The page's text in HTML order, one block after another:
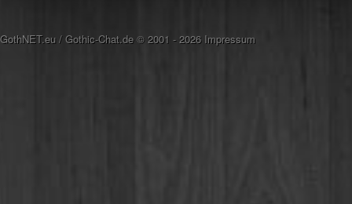
GothNET.eu /Gothic-Chat.de © 2001 - 2026 Impressum